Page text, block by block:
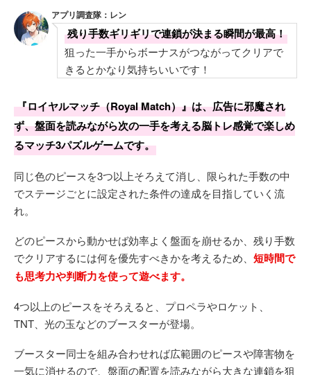
アプリ調査隊：レン
残り手数ギリギリで連鎖が決まる瞬間が最高！
狙った一手からボーナスがつながってクリアで
きるとかなり気持ちいいです！
『ロイヤルマッチ（Royal Match）』は、広告に邪魔され
ず、盤面を読みながら次の一手を考える脳トレ感覚で楽しめ
るマッチ3パズルゲームです。
同じ色のピースを3つ以上そろえて消し、限られた手数の中
でステージごとに設定された条件の達成を目指していく流
れ。
どのピースから動かせば効率よく盤面を崩せるか、残り手数
でクリアするには何を優先すべきかを考えるため、 短時間で
も思考力や判断力を使って遊べます。
4つ以上のピースをそろえると、プロペラやロケット、
TNT、光の玉などのブースターが登場。
ブースター同士を組み合わせれば広範囲のピースや障害物を
一気に消せるので、盤面の配置を読みながら大きな連鎖を狙